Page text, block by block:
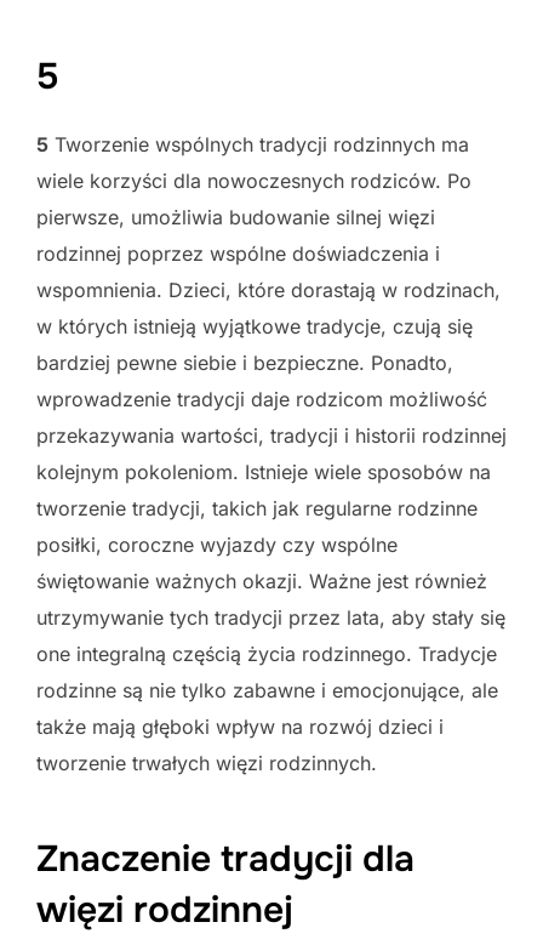
5
5 Tworzenie wspólnych tradycji rodzinnych ma
wiele korzyści dla nowoczesnych rodziców. Po
pierwsze, umożliwia budowanie silnej więzi
rodzinnej poprzez wspólne doświadczenia i
wspomnienia. Dzieci, które dorastają w rodzinach,
w których istnieją wyjątkowe tradycje, czują się
bardziej pewne siebie i bezpieczne. Ponadto,
wprowadzenie tradycji daje rodzicom możliwość
przekazywania wartości, tradycji i historii rodzinnej
kolejnym pokoleniom. Istnieje wiele sposobów na
tworzenie tradycji, takich jak regularne rodzinne
posiłki, coroczne wyjazdy czy wspólne
świętowanie ważnych okazji. Ważne jest również
utrzymywanie tych tradycji przez lata, aby stały się
one integralną częścią życia rodzinnego. Tradycje
rodzinne są nie tylko zabawne i emocjonujące, ale
także mają głęboki wpływ na rozwój dzieci i
tworzenie trwałych więzi rodzinnych.
Znaczenie tradycji dla
więzi rodzinnej